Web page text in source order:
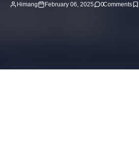
Himang February 06, 2025 0Comments